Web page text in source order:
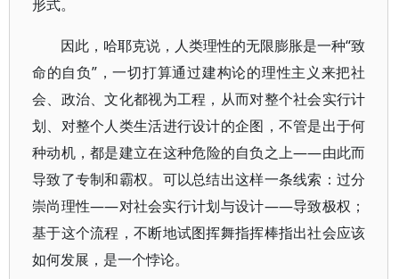
形式。
因此，哈耶克说，人类理性的无限膨胀是一种“致
命的自负”，一切打算通过建构论的理性主义来把社
会、政治、文化都视为工程，从而对整个社会实行计
划、对整个人类生活进行设计的企图，不管是出于何
种动机，都是建立在这种危险的自负之上——由此而
导致了专制和霸权。可以总结出这样一条线索：过分
崇尚理性——对社会实行计划与设计——导致极权；
基于这个流程，不断地试图挥舞指挥棒指出社会应该
如何发展，是一个悖论。